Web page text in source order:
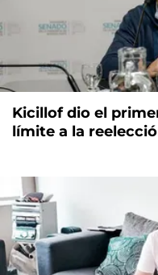
Kicillof dio el
límite a la